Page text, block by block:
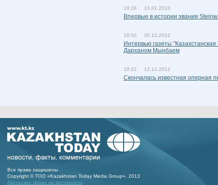
19:28 13.01.2013
Впервые в истории звания
18:50 26.12.2012
Интервью газеты
Дарханом Мынбаем
10:22 12.12.2012
Скончалась известная оперная
Все права защишены
Copyright © ТОО «Kazakhstan Today Media Group», 2013
Авторские права на материалы